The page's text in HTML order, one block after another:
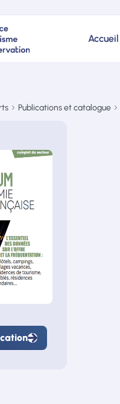
Accueil
Publications et catalogue